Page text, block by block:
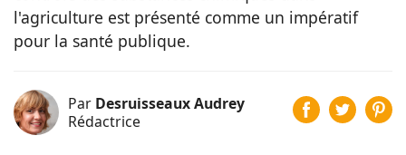
l'agriculture est présenté comme un impératif
pour la santé publique​.
Par Desruisseaux Audrey
Rédactrice